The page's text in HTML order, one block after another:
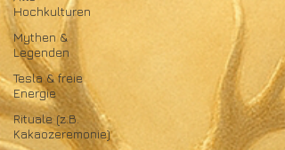
Hochkulturen
Mythen &
Legenden
Tesla & freie
Energie
Rituale (z.B.
Kakaozeremonie)